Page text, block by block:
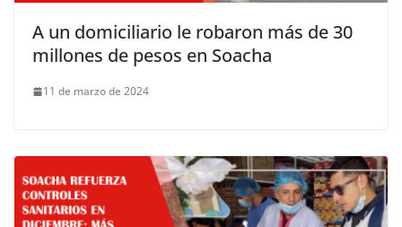
A un domiciliario le robaron más de 30
millones de pesos en Soacha
11 de marzo de 2024